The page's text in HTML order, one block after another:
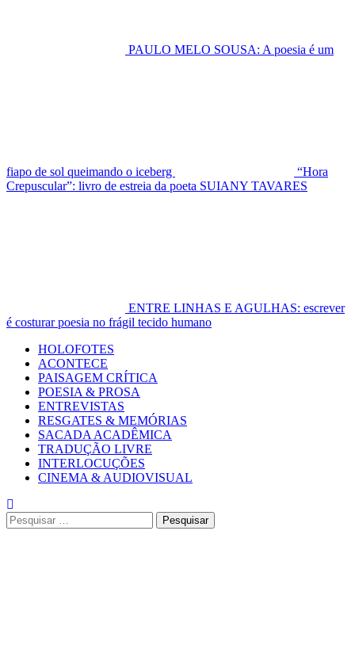
PAULO MELO SOUSA: A poesia é um
fiapo de sol queimando o iceberg
“Hora
Crepuscular”: livro de estreia da poeta SUIANY TAVARES
ENTRE LINHAS E AGULHAS: escrever
é costurar poesia no frágil tecido humano
Primary
Menu
HOLOFOTES
ACONTECE
PAISAGEM CRÍTICA
POESIA & PROSA
ENTREVISTAS
RESGATES & MEMÓRIAS
SACADA ACADÊMICA
TRADUÇÃO LIVRE
INTERLOCUÇÕES
CINEMA & AUDIOVISUAL
Pesquisar
por: